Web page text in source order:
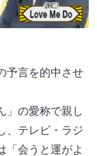
予言を的中させ
」の愛称で親し
、テレビ・ラジ
「会うと運がよ